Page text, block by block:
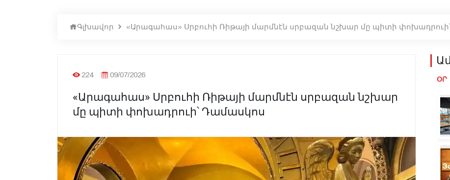
Գլխավոր «Արագահաս» Սրբուհի Ռիթայի մարմնէն սրբազան նշխար մը պիտի
224 09/07/2026
«Արագահաս» Սրբուհի Ռիթայի մարմնէն սրբազան նշխար
մը պիտի փոխադրուի՝ Դամասկոս
ՕՐ